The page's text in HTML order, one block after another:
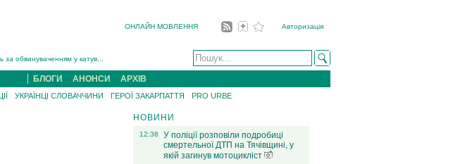
ОНЛАЙН МОВЛЕННЯ Авторизація
за обвинуваченням у катув...
захисником Володимиром Йор�...
Югасом, який два роки �...
Юліана Гербея (ФОТО)[/gree...
БЛОГИ АНОНСИ АРХІВ
УКРАЇНЦІ СЛОВАЧЧИНИ ГЕРОЇ ЗАКАРПАТТЯ PRO URBE
НОВИНИ
12:38
У поліції розповіли подробиці
смертельної ДТП на Тячівщині, у
якій загинув мотоцикліст